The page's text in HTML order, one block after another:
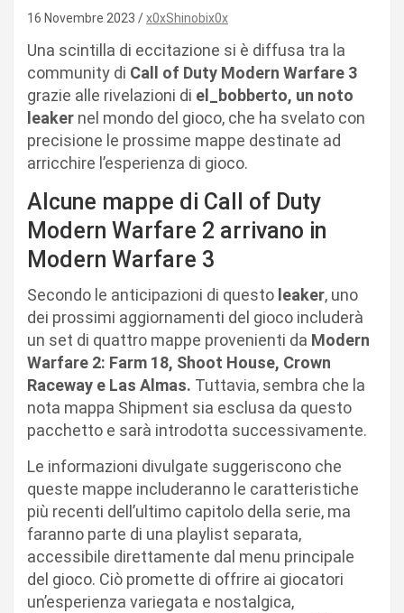
16 Novembre 2023 x0xShinobix0x
Una scintilla di eccitazione si è diffusa tra la
community di Call of Duty Modern Warfare 3
grazie alle rivelazioni di el_bobberto, un noto
leaker nel mondo del gioco, che ha svelato con
precisione le prossime mappe destinate ad
arricchire l’esperienza di gioco.
Alcune mappe di Call of Duty
Modern Warfare 2 arrivano in
Modern Warfare 3
Secondo le anticipazioni di questo leaker, uno
dei prossimi aggiornamenti del gioco includerà
un set di quattro mappe provenienti da Modern
Warfare 2: Farm 18, Shoot House, Crown
Raceway e Las Almas. Tuttavia, sembra che la
nota mappa Shipment sia esclusa da questo
pacchetto e sarà introdotta successivamente.
Le informazioni divulgate suggeriscono che
queste mappe includeranno le caratteristiche
più recenti dell’ultimo capitolo della serie, ma
faranno parte di una playlist separata,
accessibile direttamente dal menu principale
del gioco. Ciò promette di offrire ai giocatori
un’esperienza variegata e nostalgica,